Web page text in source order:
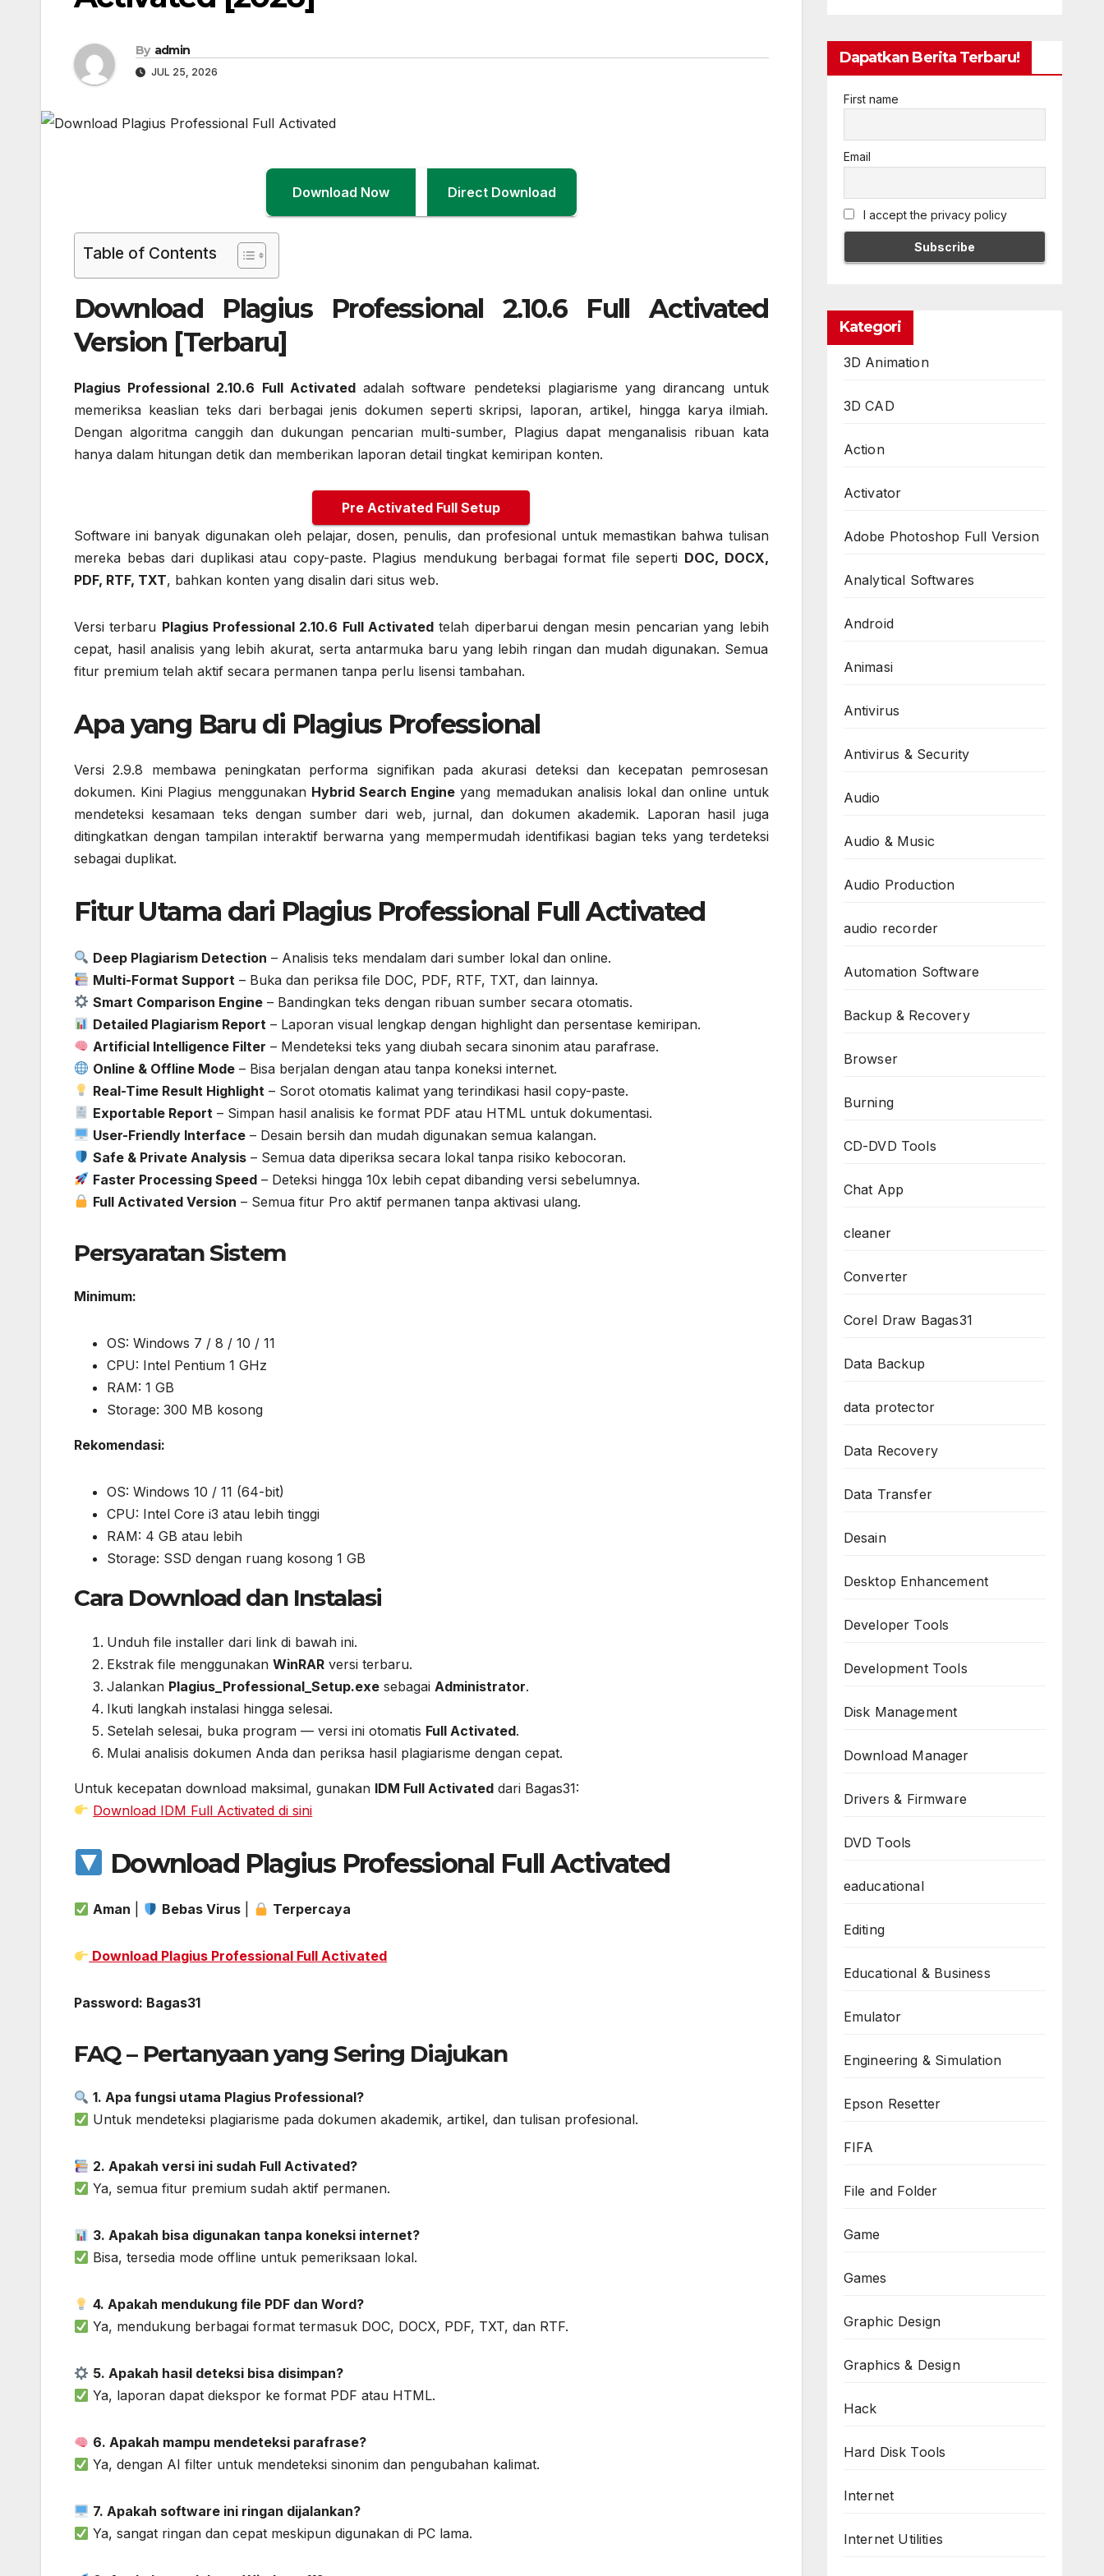
By admin
JUL 25, 2026
Download Now Direct Download
Table of Contents
Download Plagius Professional 2.10.6 Full Activated
Version [Terbaru]
Plagius Professional 2.10.6 Full Activatedadalah software pendeteksi plagiarisme yang dirancang untuk
memeriksa keaslian teks dari berbagai jenis dokumen seperti skripsi, laporan, artikel, hingga karya ilmiah.
Dengan algoritma canggih dan dukungan pencarian multi-sumber, Plagius dapat menganalisis ribuan kata
hanya dalam hitungan detik dan memberikan laporan detail tingkat kemiripan konten.
Pre Activated Full Setup
Software ini banyak digunakan oleh pelajar, dosen, penulis, dan profesional untuk memastikan bahwa tulisan
mereka bebas dari duplikasi atau copy-paste. Plagius mendukung berbagai format file seperti DOC, DOCX,
PDF, RTF, TXT, bahkan konten yang disalin dari situs web.
Versi terbaru Plagius Professional 2.10.6 Full Activated telah diperbarui dengan mesin pencarian yang lebih
cepat, hasil analisis yang lebih akurat, serta antarmuka baru yang lebih ringan dan mudah digunakan. Semua
fitur premium telah aktif secara permanen tanpa perlu lisensi tambahan.
Apa yang Baru di Plagius Professional
Versi 2.9.8 membawa peningkatan performa signifikan pada akurasi deteksi dan kecepatan pemrosesan
dokumen. Kini Plagius menggunakan Hybrid Search Engine yang memadukan analisis lokal dan online untuk
mendeteksi kesamaan teks dengan sumber dari web, jurnal, dan dokumen akademik. Laporan hasil juga
ditingkatkan dengan tampilan interaktif berwarna yang mempermudah identifikasi bagian teks yang terdeteksi
sebagai duplikat.
Fitur Utama dari Plagius Professional Full Activated
Deep Plagiarism Detection – Analisis teks mendalam dari sumber lokal dan online.
Multi-Format Support – Buka dan periksa file DOC, PDF, RTF, TXT, dan lainnya.
Smart Comparison Engine – Bandingkan teks dengan ribuan sumber secara otomatis.
Detailed Plagiarism Report – Laporan visual lengkap dengan highlight dan persentase kemiripan.
Artificial Intelligence Filter – Mendeteksi teks yang diubah secara sinonim atau parafrase.
Online & Offline Mode – Bisa berjalan dengan atau tanpa koneksi internet.
Real-Time Result Highlight – Sorot otomatis kalimat yang terindikasi hasil copy-paste.
Exportable Report – Simpan hasil analisis ke format PDF atau HTML untuk dokumentasi.
User-Friendly Interface – Desain bersih dan mudah digunakan semua kalangan.
Safe & Private Analysis – Semua data diperiksa secara lokal tanpa risiko kebocoran.
Faster Processing Speed – Deteksi hingga 10x lebih cepat dibanding versi sebelumnya.
Full Activated Version – Semua fitur Pro aktif permanen tanpa aktivasi ulang.
Persyaratan Sistem
Minimum:
OS: Windows 7 / 8 / 10 / 11
CPU: Intel Pentium 1 GHz
RAM: 1 GB
Storage: 300 MB kosong
Rekomendasi:
OS: Windows 10 / 11 (64-bit)
CPU: Intel Core i3 atau lebih tinggi
RAM: 4 GB atau lebih
Storage: SSD dengan ruang kosong 1 GB
Cara Download dan Instalasi
Unduh file installer dari link di bawah ini.
Ekstrak file menggunakan WinRAR versi terbaru.
Jalankan Plagius_Professional_Setup.exe sebagai Administrator.
Ikuti langkah instalasi hingga selesai.
Setelah selesai, buka program — versi ini otomatis Full Activated.
Mulai analisis dokumen Anda dan periksa hasil plagiarisme dengan cepat.
Untuk kecepatan download maksimal, gunakan IDM Full Activated dari Bagas31:
Download IDM Full Activated di sini
Download Plagius Professional Full Activated
Aman Bebas Virus Terpercaya
Download Plagius Professional Full Activated
Password: Bagas31
FAQ – Pertanyaan yang Sering Diajukan
1. Apa fungsi utama Plagius Professional?
Untuk mendeteksi plagiarisme pada dokumen akademik, artikel, dan tulisan profesional.
2. Apakah versi ini sudah Full Activated?
Ya, semua fitur premium sudah aktif permanen.
3. Apakah bisa digunakan tanpa koneksi internet?
Bisa, tersedia mode offline untuk pemeriksaan lokal.
4. Apakah mendukung file PDF dan Word?
Ya, mendukung berbagai format termasuk DOC, DOCX, PDF, TXT, dan RTF.
5. Apakah hasil deteksi bisa disimpan?
Ya, laporan dapat diekspor ke format PDF atau HTML.
6. Apakah mampu mendeteksi parafrase?
Ya, dengan AI filter untuk mendeteksi sinonim dan pengubahan kalimat.
7. Apakah software ini ringan dijalankan?
Ya, sangat ringan dan cepat meskipun digunakan di PC lama.
Dapatkan Berita Terbaru!
First name
Email
I accept the privacy policy
Kategori
3D Animation
3D CAD
Action
Activator
Adobe Photoshop Full Version
Analytical Softwares
Android
Animasi
Antivirus
Antivirus & Security
Audio
Audio & Music
Audio Production
audio recorder
Automation Software
Backup & Recovery
Browser
Burning
CD-DVD Tools
Chat App
cleaner
Converter
Corel Draw Bagas31
Data Backup
data protector
Data Recovery
Data Transfer
Desain
Desktop Enhancement
Developer Tools
Development Tools
Disk Management
Download Manager
Drivers & Firmware
DVD Tools
eaducational
Editing
Educational & Business
Emulator
Engineering & Simulation
Epson Resetter
FIFA
File and Folder
Game
Games
Graphic Design
Graphics & Design
Hack
Hard Disk Tools
Internet
Internet Utilities